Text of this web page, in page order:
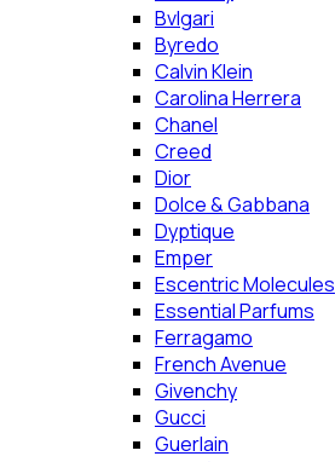
Bvlgari
Byredo
Calvin Klein
Carolina Herrera
Chanel
Creed
Dior
Dolce & Gabbana
Dyptique
Emper
Escentric Molecules
Essential Parfums
Ferragamo
French Avenue
Givenchy
Gucci
Guerlain